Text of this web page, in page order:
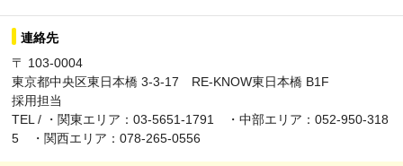
連絡先
〒 103-0004
東京都中央区東日本橋 3-3-17 RE-KNOW東日本橋 B1F
採用担当
TEL / ・関東エリア：03-5651-1791 ・中部エリア：052-950-318
5 ・関西エリア：078-265-0556